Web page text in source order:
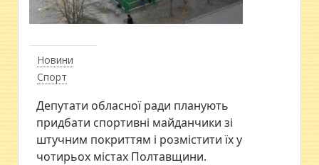
Новини
Спорт
Депутати обласної ради планують
придбати спортивні майданчики зі
штучним покриттям і розмістити їх у
чотирьох містах Полтавщини.